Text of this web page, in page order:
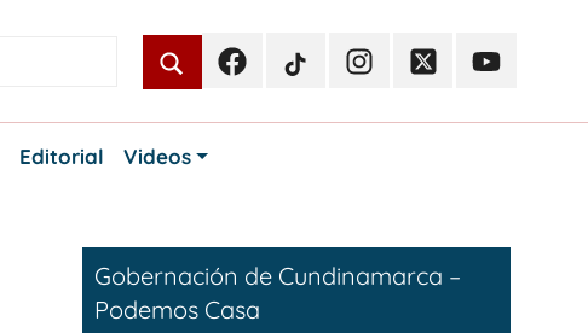
FacebookTikTokInstagramTwitterYoutube
Editorial Videos
Gobernación de Cundinamarca –
Podemos Casa